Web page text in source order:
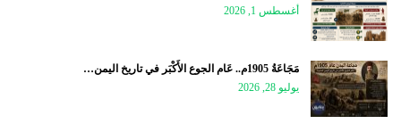
أغسطس 1, 2026
مَجَاعَةُ 1905م.. عَام الجوع الأَكْبَر في تاريخ اليمن…
يوليو 28, 2026